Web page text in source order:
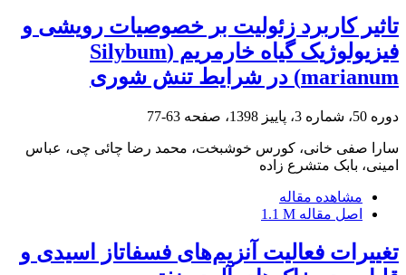
تاثیر کاربرد زئولیت بر خصوصیات رویشی و
فیزیولوژیک گیاه خارمریم (Silybum
marianum) در شرایط تنش شوری
دوره 50، شماره 3، پاییز 1398، صفحه 63-77
سارا صفی خانی، کورس خوشبخت، محمد رضا چائی چی، عباس
امینی، بابک متشرع زاده
مشاهده مقاله
اصل مقاله 1.1 M
تغییرات فعالیت آنزیم‌های فسفاتاز اسیدی و